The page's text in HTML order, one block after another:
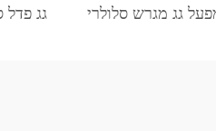
גג מגרש סלולרי גג פדל